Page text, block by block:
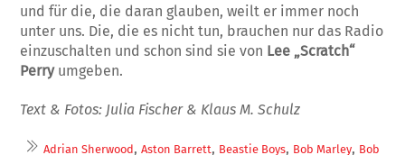
und für die, die daran glauben, weilt er immer noch
unter uns. Die, die es nicht tun, brauchen nur das Radio
einzuschalten und schon sind sie von Lee „Scratch“
Perryumgeben.
Text & Fotos: Julia Fischer & Klaus M. Schulz
Adrian Sherwood, Aston Barrett, Beastie Boys, Bob Marley, Bob